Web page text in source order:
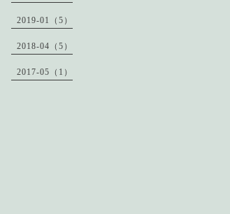
2019-01（5）
2018-04（5）
2017-05（1）